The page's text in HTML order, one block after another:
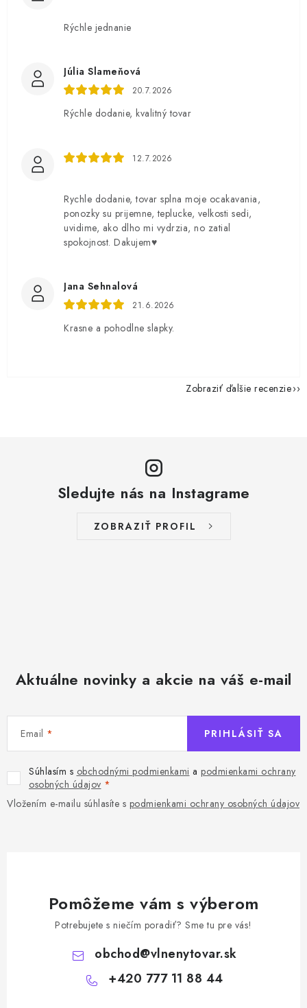
Rýchle jednanie
Júlia Slameňová
20.7.2026
Rýchle dodanie, kvalitný tovar
12.7.2026
Rychle dodanie, tovar splna moje ocakavania,
ponozky su prijemne, teplucke, velkosti sedi,
uvidime, ako dlho mi vydrzia, no zatial
spokojnost. Dakujem♥️
Jana Sehnalová
21.6.2026
Krasne a pohodlne slapky.
Zobraziť ďalšie recenzie
Sledujte nás na Instagrame
ZOBRAZIŤ PROFIL
Aktuálne novinky a akcie na váš e-mail
Email
Súhlasím s obchodnými podmienkami a podmienkami ochrany
osobných údajov
Vložením e-mailu súhlasíte s podmienkami ochrany osobných údajov
PRIHLÁSIŤ SA
Pomôžeme vám s výberom
Potrebujete s niečím poradiť? Sme tu pre vás!
obchod@vlnenytovar.sk
+420 777 11 88 44